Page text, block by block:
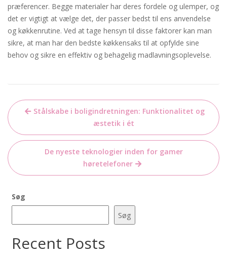
præferencer. Begge materialer har deres fordele og ulemper, og
det er vigtigt at vælge det, der passer bedst til ens anvendelse
og køkkenrutine. Ved at tage hensyn til disse faktorer kan man
sikre, at man har den bedste køkkensaks til at opfylde sine
behov og sikre en effektiv og behagelig madlavningsoplevelse.
Indlægsnavigation
Stålskabe i boligindretningen: Funktionalitet og
æstetik i ét
De nyeste teknologier inden for gamer
høretelefoner
Søg
Søg
Recent Posts